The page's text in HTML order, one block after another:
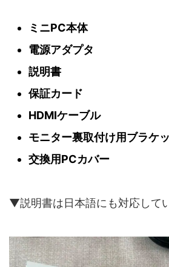
ミニPC本体
電源アダプタ
説明書
保証カード
HDMIケーブル
モニター裏取付け用ブラケ
交換用PCカバー
▼説明書は日本語にも対応して